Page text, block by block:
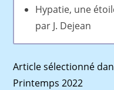
Hypatie, une
par J. Dejean
Article sélectionné
Printemps 2022